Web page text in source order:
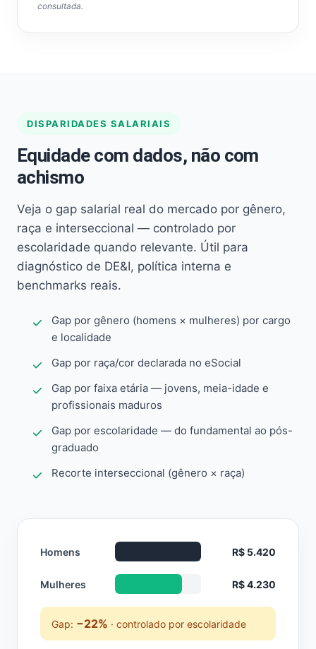
consultada.
DISPARIDADES SALARIAIS
Equidade com dados, não com
achismo
Veja o gap salarial real do mercado por gênero,
raça e interseccional — controlado por
escolaridade quando relevante. Útil para
diagnóstico de DE&I, política interna e
benchmarks reais.
Gap por gênero (homens × mulheres) por cargo
e localidade
Gap por raça/cor declarada no eSocial
Gap por faixa etária — jovens, meia-idade e
profissionais maduros
Gap por escolaridade — do fundamental ao pós-
graduado
Recorte interseccional (gênero × raça)
Homens R$ 5.420
Mulheres R$ 4.230
Gap: −22% · controlado por escolaridade